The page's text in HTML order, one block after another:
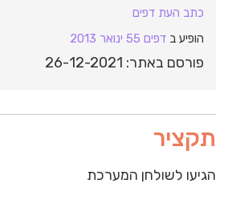
כתב העת דפים
הופיע ב דפים 55 ינואר 2013
פורסם באתר: 26-12-2021
תקציר
הגיעו לשולחן המערכת